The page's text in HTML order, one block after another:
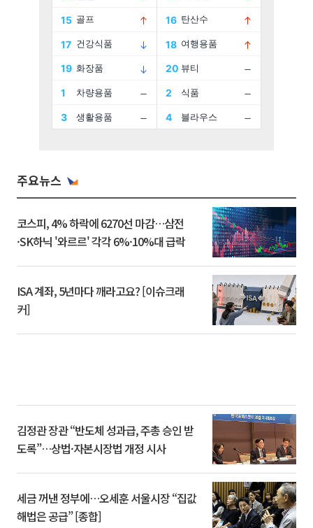
주요뉴스
코스피, 4% 하락에 6270선 마감…삼전
·SK하닉 '와르르' 각각 6%·10%대 급락
ISA 계좌, 5년마다 깨라고요? [이슈크래
커]
김정관 장관 “반도체 성과급, 주총 승인 받
도록”…상법·자본시장법 개정 시사
세금 꺼낸 정부에…오세훈 서울시장 “집값
해법은 공급” [종합]